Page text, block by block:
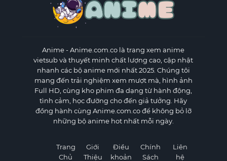
Anime- Anime.com.co là trang xem anime
vietsub và thuyết minh chất lượng cao, cập nhật
nhanh các bộ anime mới nhất 2025. Chúng tôi
mang đến trải nghiệm xem mượt mà, hình ảnh
Full HD, cùng kho phim đa dạng từ hành động,
tình cảm, học đường cho đến giả tưởng. Hãy
đồng hành cùng Anime.com.co để không bỏ lỡ
những bộ anime hot nhất mỗi ngày.
Trang
Chủ
Giới
Thiệu
Điều
khoản
Chính
Sách
Liên
hệ